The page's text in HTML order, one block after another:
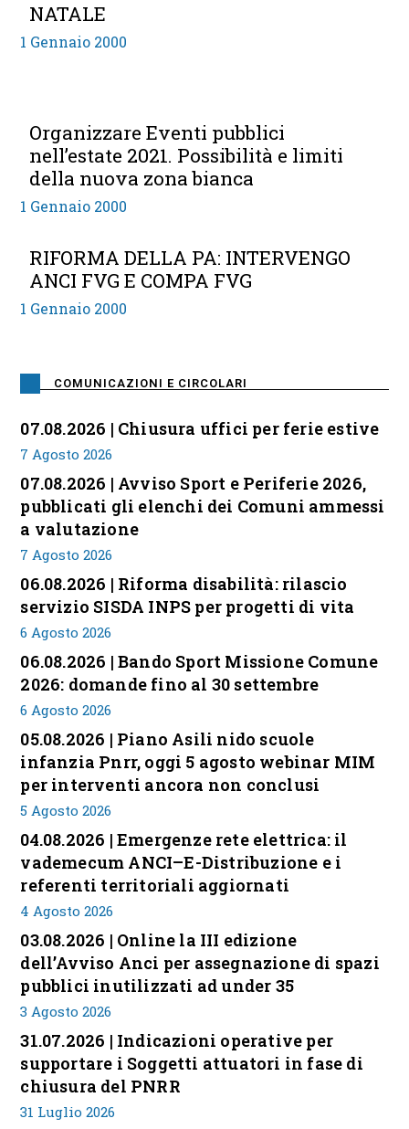
NATALE
1 Gennaio 2000
Organizzare Eventi pubblici
nell’estate 2021. Possibilità e limiti
della nuova zona bianca
1 Gennaio 2000
RIFORMA DELLA PA: INTERVENGO
ANCI FVG E COMPA FVG
1 Gennaio 2000
COMUNICAZIONI E CIRCOLARI
07.08.2026 | Chiusura uffici per ferie estive
7 Agosto 2026
07.08.2026 | Avviso Sport e Periferie 2026,
pubblicati gli elenchi dei Comuni ammessi
a valutazione
7 Agosto 2026
06.08.2026 | Riforma disabilità: rilascio
servizio SISDA INPS per progetti di vita
6 Agosto 2026
06.08.2026 | Bando Sport Missione Comune
2026: domande fino al 30 settembre
6 Agosto 2026
05.08.2026 | Piano Asili nido scuole
infanzia Pnrr, oggi 5 agosto webinar MIM
per interventi ancora non conclusi
5 Agosto 2026
04.08.2026 | Emergenze rete elettrica: il
vademecum ANCI–E-Distribuzione e i
referenti territoriali aggiornati
4 Agosto 2026
03.08.2026 | Online la III edizione
dell’Avviso Anci per assegnazione di spazi
pubblici inutilizzati ad under 35
3 Agosto 2026
31.07.2026 | Indicazioni operative per
supportare i Soggetti attuatori in fase di
chiusura del PNRR
31 Luglio 2026